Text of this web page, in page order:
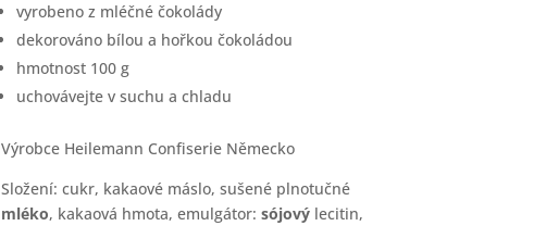
vyrobeno z mléčné čokolády
dekorováno bílou a hořkou čokoládou
hmotnost 100 g
uchovávejte v suchu a chladu
Výrobce Heilemann Confiserie Německo
Složení: cukr, kakaové máslo, sušené plnotučné
mléko, kakaová hmota, emulgátor:sójový lecitin,